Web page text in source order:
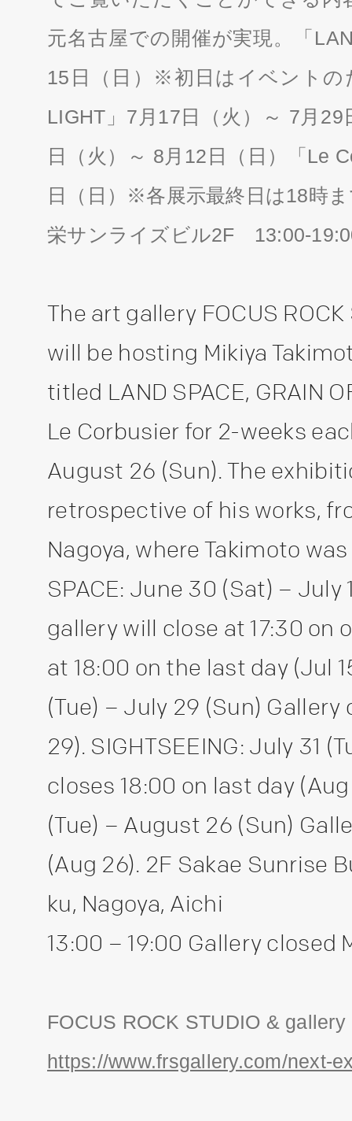
元名古屋での開催が実現。「
15日（日）※初日はイベントの
LIGHT」7月17日（火）～ 7月
日（火）～ 8月12日（日）「Le
日（日）※各展示最終日は18時
栄サンライズビル2F 13:00-
The art gallery FOCUS
will be hosting Mikiya
titled LAND SPACE, GRAIN
Le Corbusier for 2-weeks
August 26 (Sun). The
retrospective of his works,
Nagoya, where Takimoto
SPACE: June 30 (Sat) –
gallery will close at 17:30 on
at 18:00 on the last day (Jul
(Tue) – July 29 (Sun)
29). SIGHTSEEING: July 31
closes 18:00 on last day
(Tue) – August 26 (Sun)
(Aug 26). 2F Sakae Sunrise
ku, Nagoya, Aichi
13:00 – 19:00 Gallery closed
FOCUS ROCK STUDIO & gallery
https://www.frsgallery.com/next-